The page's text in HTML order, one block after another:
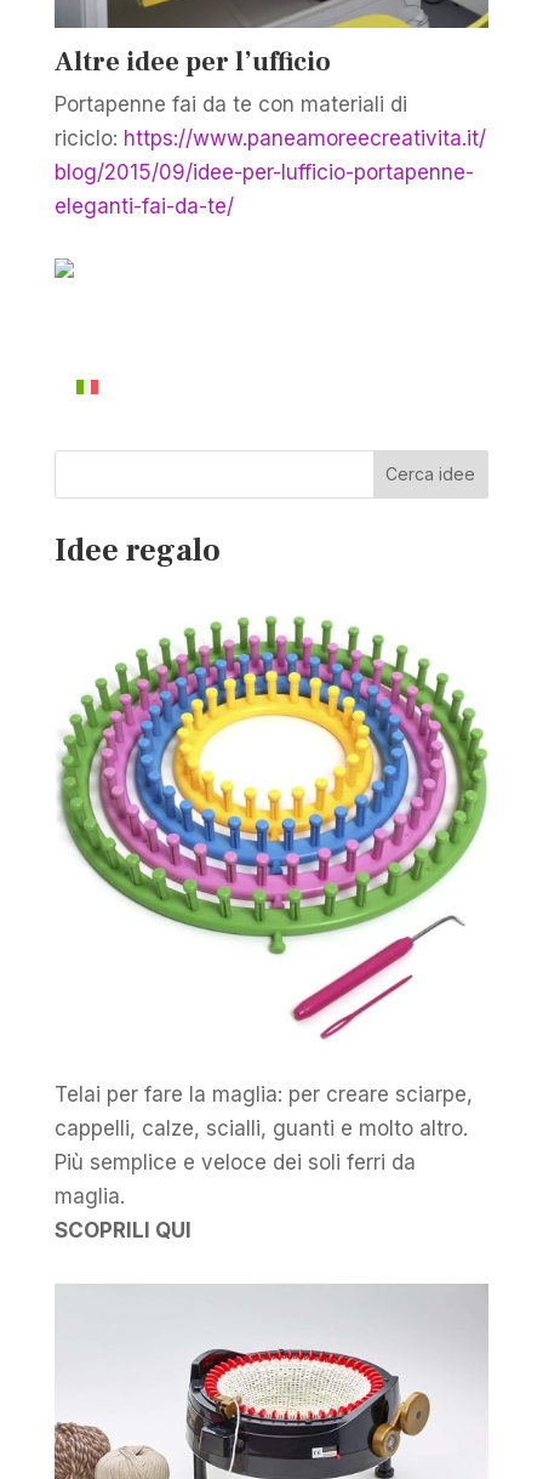
Altre idee per l’ufficio
Portapenne fai da te con materiali di
riciclo: https://www.paneamoreecreativita.it/
blog/2015/09/idee-per-lufficio-portapenne-
eleganti-fai-da-te/
Cerca idee
Idee regalo
Telai per fare la maglia: per creare sciarpe,
cappelli, calze, scialli, guanti e molto altro.
Più semplice e veloce dei soli ferri da
maglia.
SCOPRILI QUI